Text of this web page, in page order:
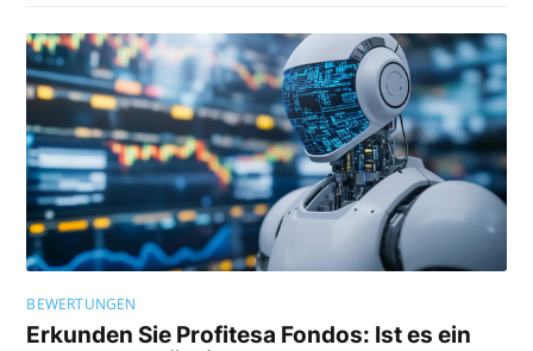
BEWERTUNGEN
Erkunden Sie Profitesa Fondos: Ist es ein